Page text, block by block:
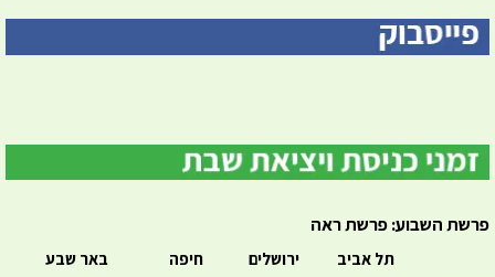
פרשת השבוע: פרשת ראה
תל אביב
ירושלים
חיפה
באר שבע